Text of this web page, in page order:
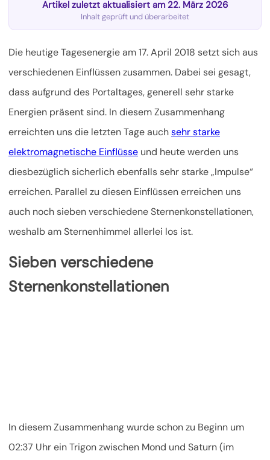
Artikel zuletzt aktualisiert am 22. März 2026
Inhalt geprüft und überarbeitet
Die heutige Tagesenergie am 17. April 2018 setzt sich aus
verschiedenen Einflüssen zusammen. Dabei sei gesagt,
dass aufgrund des Portaltages, generell sehr starke
Energien präsent sind. In diesem Zusammenhang
erreichten uns die letzten Tage auchsehr starke
elektromagnetische Einflüsse und heute werden uns
diesbezüglich sicherlich ebenfalls sehr starke „Impulse“
erreichen. Parallel zu diesen Einflüssen erreichen uns
auch nochsieben verschiedene Sternenkonstellationen,
weshalb am Sternenhimmel allerlei los ist.
Sieben verschiedene
Sternenkonstellationen
In diesem Zusammenhang wurde schon zu Beginn um
02:37 Uhr ein Trigon zwischen Mond und Saturn (im